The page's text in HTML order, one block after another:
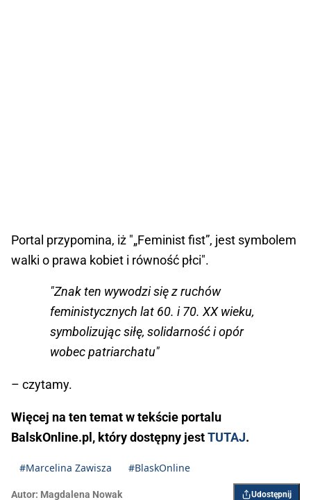
Portal przypomina, iż "„Feminist fist”, jest symbolem
walki o prawa kobiet i równość płci".
"Znak ten wywodzi się z ruchów
feministycznych lat 60. i 70. XX wieku,
symbolizując siłę, solidarność i opór
wobec patriarchatu"
– czytamy.
Więcej na ten temat w tekście portalu
BalskOnline.pl, który dostępny jestTUTAJ.
#Marcelina Zawisza #BlaskOnline
Autor: Magdalena Nowak Udostępnij